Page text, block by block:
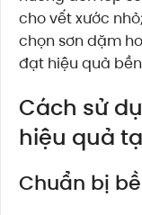
cho vết xước
chọn sơn dặm
đạt hiệu quả
Cách sử
hiệu quả
Chuẩn bị